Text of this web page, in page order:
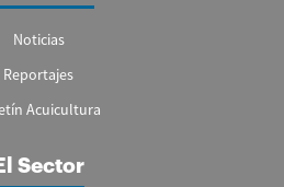
Noticias
Reportajes
Acuicultura
El Sector